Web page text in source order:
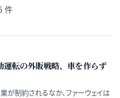
件
転の外販戦略、車を作らず
が制約されるなか、ファーウェイは